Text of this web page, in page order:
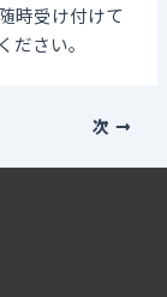
時受け付けて
さい。
次